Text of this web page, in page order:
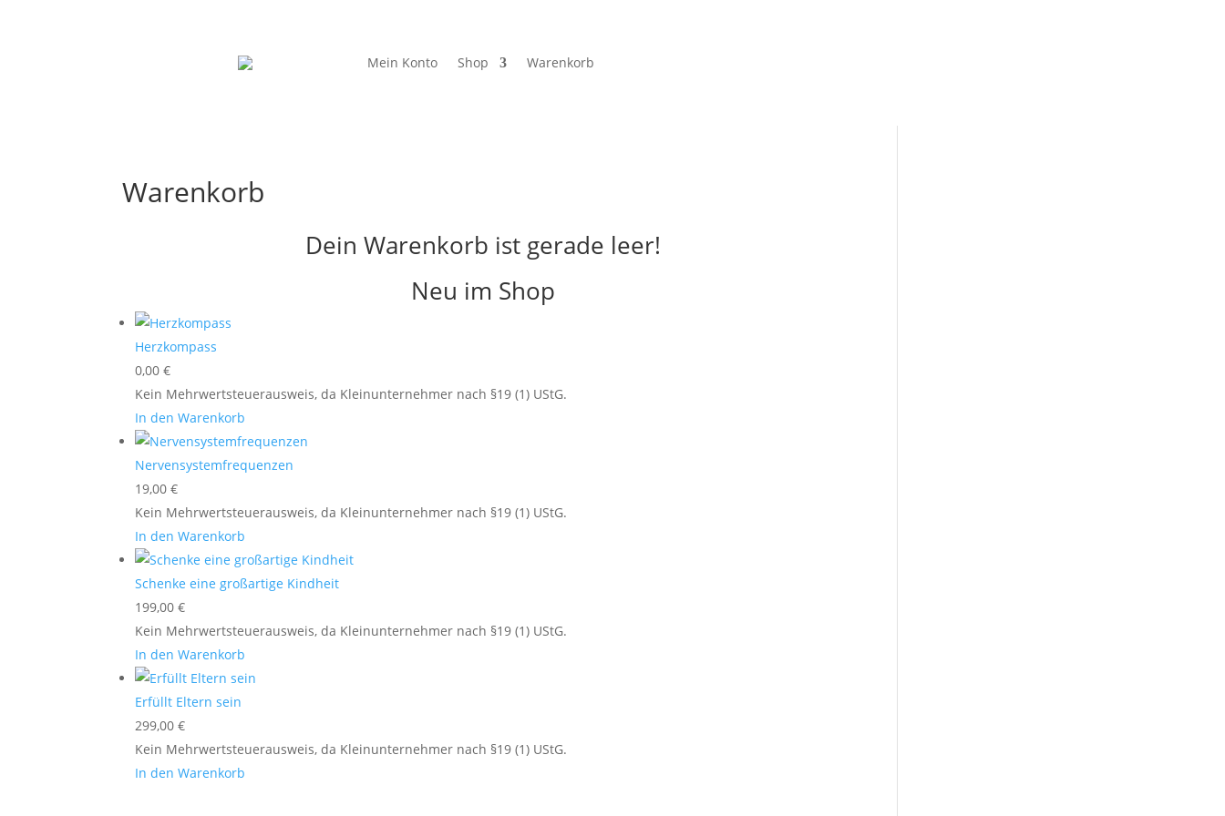
Mein Konto Shop Warenkorb
Warenkorb
Dein Warenkorb ist gerade leer!
Neu im Shop
Herzkompass
0,00€
Kein Mehrwertsteuerausweis, da Kleinunternehmer nach §19 (1) UStG.
In den Warenkorb
Nervensystemfrequenzen
19,00€
Kein Mehrwertsteuerausweis, da Kleinunternehmer nach §19 (1) UStG.
In den Warenkorb
Schenke eine großartige Kindheit
199,00€
Kein Mehrwertsteuerausweis, da Kleinunternehmer nach §19 (1) UStG.
In den Warenkorb
Erfüllt Eltern sein
299,00€
Kein Mehrwertsteuerausweis, da Kleinunternehmer nach §19 (1) UStG.
In den Warenkorb